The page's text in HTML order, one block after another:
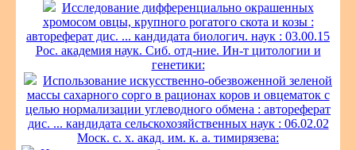
Исследование дифференциально окрашенных
хромосом овцы, крупного рогатого скота и козы :
автореферат дис. ... кандидата биологич. наук : 03.00.15
Рос. академия наук. Сиб. отд-ние. Ин-т цитологии и
генетики:
Использование искусственно-обезвоженной зеленой
массы сахарного сорго в рационах коров и овцематок с
целью нормализации углеводного обмена : автореферат
дис. ... кандидата сельскохозяйственных наук : 06.02.02
Моск. с. х. акад. им. к. а. тимирязева: